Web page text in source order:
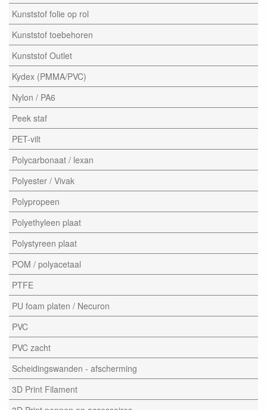
Kunststof folie op rol
Kunststof toebehoren
Kunststof Outlet
Kydex (PMMA/PVC)
Nylon / PA6
Peek staf
PET-vilt
Polycarbonaat / lexan
Polyester / Vivak
Polypropeen
Polyethyleen plaat
Polystyreen plaat
POM / polyacetaal
PTFE
PU foam platen / Necuron
PVC
PVC zacht
Scheidingswanden - afscherming
3D Print Filament